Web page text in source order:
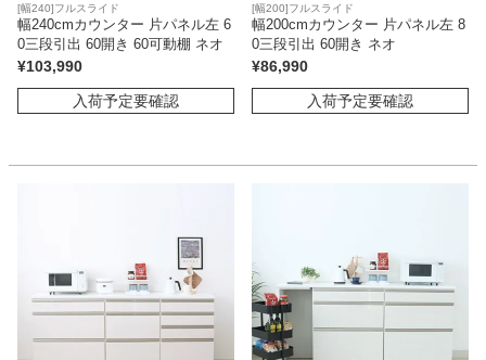
[幅240]フルスライド
幅240cmカウンター 片パネル左 6
0三段引出 60開き 60可動棚 ネオ
¥103,990
入荷予定要確認
[幅200]フルスライド
幅200cmカウンター 片パネル左 8
0三段引出 60開き ネオ
¥86,990
入荷予定要確認